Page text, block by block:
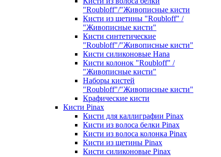
"Roubloff"/"Живописные кисти
Кисти из щетины "Roubloff" /
"Живописные кисти"
Кисти синтетические
"Roubloff"/"Живописные кисти"
Кисти силиконовые Hana
Кисти колонок "Roubloff" /
"Живописные кисти"
Наборы кистей
"Roubloff"/"Живописные кисти"
Крафические кисти
Кисти Pinax
Кисти для каллиграфии Pinax
Кисти из волоса белки Pinax
Кисти из волоса колонка Pinax
Кисти из щетины Pinax
Кисти силиконовые Pinax